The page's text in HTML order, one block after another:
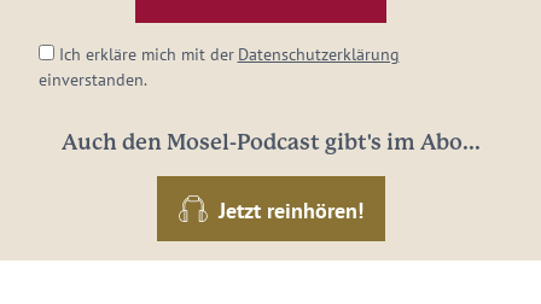
Ich erkläre mich mit der Datenschutzerklärung
einverstanden.
Auch den Mosel-Podcast gibt's im Abo...
Jetzt reinhören!